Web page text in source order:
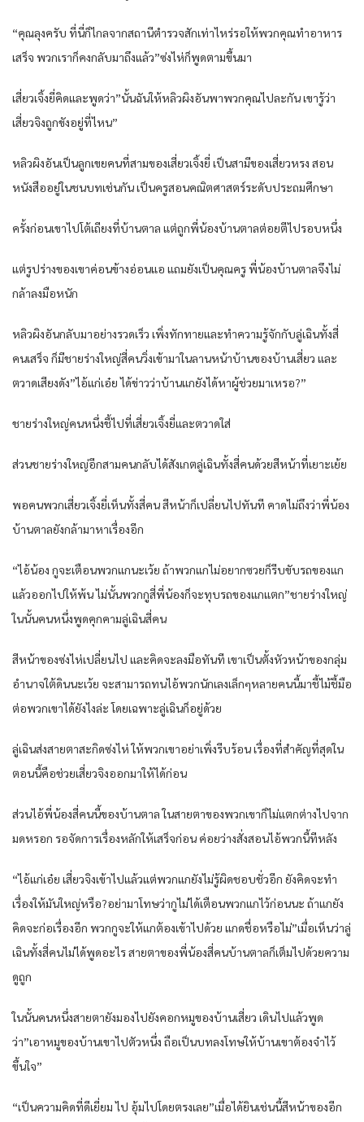
“คุณลุงครับ ที่นี่ก็ไกลจากสถานีตำรวจสักเท่าไหร่รอให้พวกคุณทำอาหาร
เสร็จ พวกเราก็คงกลับมาถึงแล้ว”ซ่งไห่ก็พูดตามขึ้นมา
เสี่ยวเจิ้งยี่คิดและพูดว่า”นั้นฉันให้หลิวผิงอันพาพวกคุณไปละกัน เขารู้ว่า
เสี่ยวจิงถูกขังอยู่ที่ไหน”
หลิวผิงอันเป็นลูกเขยคนที่สามของเสี่ยวเจิ้งยี่ เป็นสามีของเสี่ยวหรง สอน
หนังสืออยู่ในชนบทเช่นกัน เป็นครูสอนคณิตศาสตร์ระดับประถมศึกษา
ครั้งก่อนเขาไปโต้เถียงที่บ้านตาล แต่ถูกพี่น้องบ้านตาลต่อยตีไปรอบหนึ่ง
แต่รูปร่างของเขาค่อนข้างอ่อนแอ แถมยังเป็นคุณครู พี่น้องบ้านตาลจึงไม่
กล้าลงมือหนัก
หลิวผิงอันกลับมาอย่างรวดเร็ว เพิ่งทักทายและทำความรู้จักกับลู่เฉินทั้งสี่
คนเสร็จ ก็มีชายร่างใหญ่สี่คนวิ่งเข้ามาในลานหน้าบ้านของบ้านเสี่ยว และ
ตวาดเสียงดัง”ไอ้แก่เอ๋ย ได้ข่าวว่าบ้านแกยังได้หาผู้ช่วยมาเหรอ?”
ชายร่างใหญ่คนหนึ่งชี้ไปที่เสี่ยวเจิ้งยี่และตวาดใส่
ส่วนชายร่างใหญ่อีกสามคนกลับได้สังเกตลู่เฉินทั้งสี่คนด้วยสีหน้าที่เยาะเย้ย
พอคนพวกเสี่ยวเจิ้งยี่เห็นทั้งสี่คน สีหน้าก็เปลี่ยนไปทันที คาดไม่ถึงว่าพี่น้อง
บ้านตาลยังกล้ามาหาเรื่องอีก
“ไอ้น้อง กูจะเตือนพวกแกนะเว้ย ถ้าพวกแกไม่อยากซวยก็รีบขับรถของแก
แล้วออกไปให้พ้น ไม่นั้นพวกกูสี่พี่น้องก็จะทุบรถของแกแตก”ชายร่างใหญ่
ในนั้นคนหนึ่งพูดคุกคามลู่เฉินสี่คน
สีหน้าของซ่งไห่เปลี่ยนไป และคิดจะลงมือทันที เขาเป็นตั้งหัวหน้าของกลุ่ม
อำนาจใต้ดินนะเว้ย จะสามารถทนไอ้พวกนักเลงเล็กๆหลายคนนี้มาชี้ไม้ชี้มือ
ต่อพวกเขาได้ยังไงล่ะ โดยเฉพาะลู่เฉินก็อยู่ด้วย
ลู่เฉินส่งสายตาสะกิดซ่งไห่ ให้พวกเขาอย่าเพิ่งรีบร้อน เรื่องที่สำคัญที่สุดใน
ตอนนี้คือช่วยเสี่ยวจิงออกมาให้ได้ก่อน
ส่วนไอ้พี่น้องสี่คนนี้ของบ้านตาล ในสายตาของพวกเขาก็ไม่แตกต่างไปจาก
มดหรอก รอจัดการเรื่องหลักให้เสร็จก่อน ค่อยว่างสั่งสอนไอ้พวกนี้ทีหลัง
“ไอ้แก่เอ๋ย เสี่ยวจิงเข้าไปแล้วแต่พวกแกยังไม่รู้ผิดชอบชั่วอีก ยังคิดจะทำ
เรื่องให้มันใหญ่หรือ?อย่ามาโทษว่ากูไม่ได้เตือนพวกแกไว้ก่อนนะ ถ้าแกยัง
คิดจะก่อเรื่องอีก พวกกูจะให้แกต้องเข้าไปด้วย แกดชื่อหรือไม่”เมื่อเห็นว่าลู่
เฉินทั้งสี่คนไม่ได้พูดอะไร สายตาของพี่น้องสี่คนบ้านตาลก็เต็มไปด้วยความ
ดูถูก
ในนั้นคนหนึ่งสายตายังมองไปยังคอกหมูของบ้านเสี่ยว เดินไปแล้วพูด
ว่า”เอาหมูของบ้านเขาไปตัวหนึ่ง ถือเป็นบทลงโทษให้บ้านเขาต้องจำไว้
ขึ้นใจ”
“เป็นความคิดที่ดีเยี่ยม ไป อุ้มไปโดยตรงเลย”เมื่อได้ยินเช่นนี้สีหน้าของอีก